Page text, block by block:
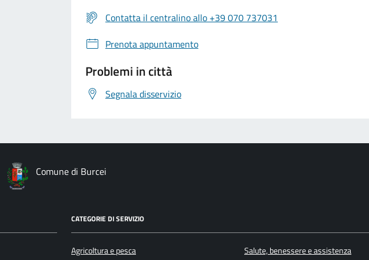
Contatta il centralino allo +39 070 737031
Prenota appuntamento
Problemi in città
Segnala disservizio
Comune di Burcei
CATEGORIE DI SERVIZIO
Agricoltura e pesca
Salute, benessere e assistenza